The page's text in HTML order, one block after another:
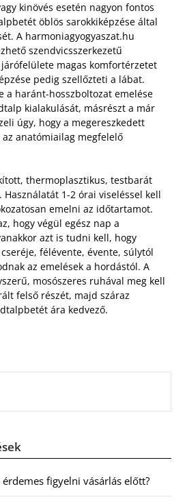
kinövés esetén nagyon fontos
öblös sarokkiképzése által
A harmoniagyogyaszat.hu
szendvicsszerkezetű
magas komfortérzetet
pedig szellőzteti a lábat.
a haránt-hosszboltozat emelése
kialakulását, másrészt a már
úgy, hogy a megereszkedett
anatómiailag megfelelő
thermoplasztikus, testbarát
1-2 órai viseléssel kell
emelni az időtartamot.
hogy végül egész nap a
azt is tudni kell, hogy
félévente, évente, súlytól
az emelések a hordástól. A
mosószeres ruhával meg kell
felső részét, majd száraz
ára kedvező.
érdemes figyelni vásárlás előtt?